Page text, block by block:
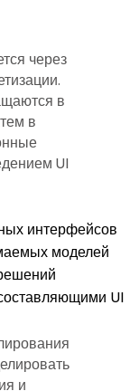
через
в
в
UI
интерфейсов
моделей
UI
и